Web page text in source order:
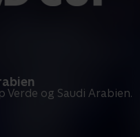
Verde og Saudi Arabien.